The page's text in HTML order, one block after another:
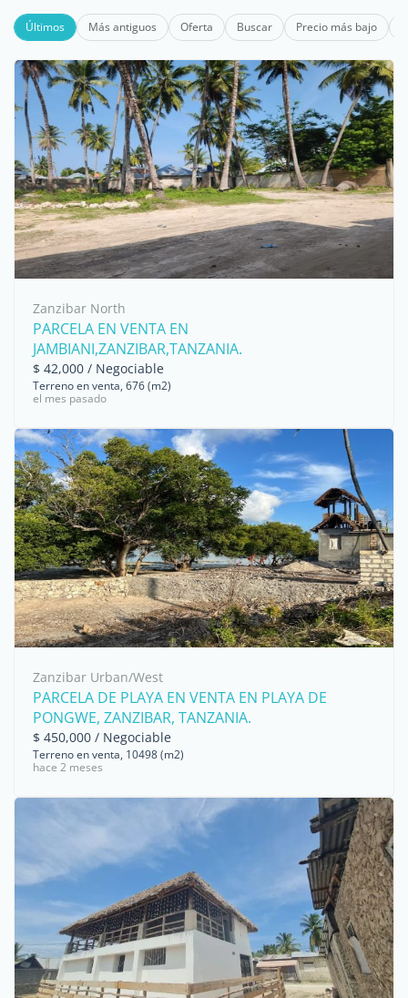
Últimos Más antiguos Oferta Buscar Precio más bajo
Zanzibar North
PARCELA EN VENTA EN
JAMBIANI,ZANZIBAR,TANZANIA.
$ 42,000 / Negociable
Terreno en venta, 676 (m2)
el mes pasado
Zanzibar Urban/West
PARCELA DE PLAYA EN VENTA EN PLAYA DE
PONGWE, ZANZIBAR, TANZANIA.
$ 450,000 / Negociable
Terreno en venta, 10498 (m2)
hace 2 meses